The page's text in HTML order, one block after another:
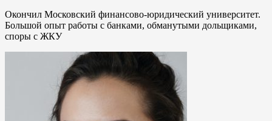
Окончил Московский финансово-юридический университет.
Большой опыт работы с банками, обманутыми дольщиками,
споры с ЖКУ